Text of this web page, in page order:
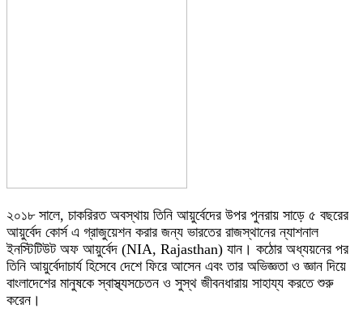
২০১৮ সালে, চাকরিরত অবস্থায় তিনি আয়ুর্বেদের উপর পুনরায় সাড়ে ৫ বছরের
আয়ুর্বেদ কোর্স এ গ্রাজুয়েশন করার জন্য ভারতের রাজস্থানের ন্যাশনাল
ইনস্টিটিউট অফ আয়ুর্বেদ (NIA, Rajasthan) যান। কঠোর অধ্যয়নের পর
তিনি আয়ুর্বেদাচার্য হিসেবে দেশে ফিরে আসেন এবং তার অভিজ্ঞতা ও জ্ঞান দিয়ে
বাংলাদেশের মানুষকে স্বাস্থ্যসচেতন ও সুস্থ জীবনধারায় সাহায্য করতে শুরু
করেন।